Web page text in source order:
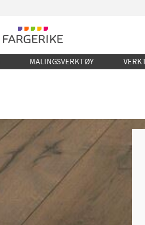
MALINGSVERKTØY